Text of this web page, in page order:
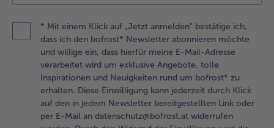
Küchenhelfer
alle Küchenhelfer
* Mit einem Klick auf „Jetzt anmelden" bestätige ich,
dass ich den bofrost* Newsletter abonnieren möchte
und willige ein, dass hierfür meine E-Mail-Adresse
verarbeitet wird um exklusive Angebote, tolle
Inspirationen und Neuigkeiten rund um bofrost* zu
erhalten. Diese Einwilligung kann jederzeit durch Klick
auf den in jedem Newsletter bereitgestellten Link oder
per E-Mail an datenschutz@bofrost.at widerrufen